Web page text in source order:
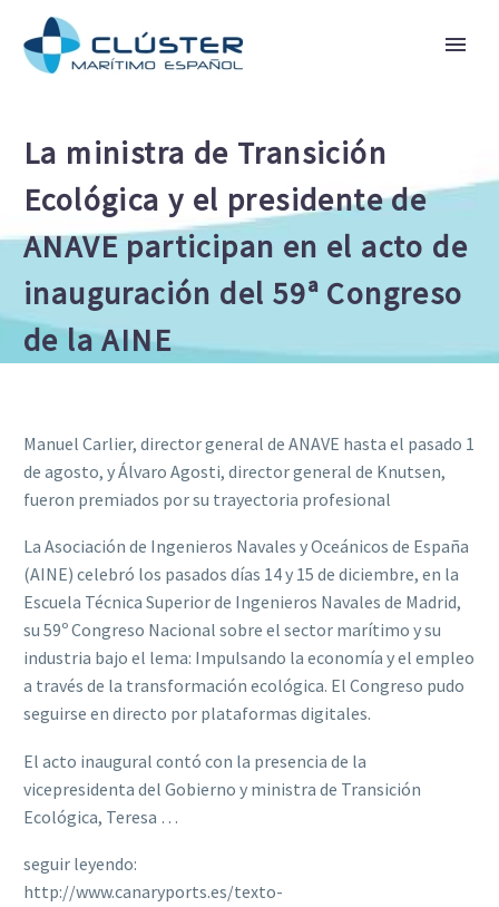
La ministra de Transición
Ecológica y el presidente de
ANAVE participan en el acto de
inauguración del 59ª Congreso
de la AINE
Manuel Carlier, director general de ANAVE hasta el pasado 1
de agosto, y Álvaro Agosti, director general de Knutsen,
fueron premiados por su trayectoria profesional
La Asociación de Ingenieros Navales y Oceánicos de España
(AINE) celebró los pasados días 14 y 15 de diciembre, en la
Escuela Técnica Superior de Ingenieros Navales de Madrid,
su 59º Congreso Nacional sobre el sector marítimo y su
industria bajo el lema: Impulsando la economía y el empleo
a través de la transformación ecológica. El Congreso pudo
seguirse en directo por plataformas digitales.
El acto inaugural contó con la presencia de la
vicepresidenta del Gobierno y ministra de Transición
Ecológica, Teresa …
seguir leyendo:
http://www.canaryports.es/texto-